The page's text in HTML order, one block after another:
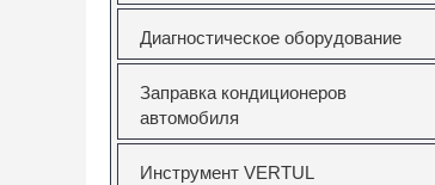
Диагностическое оборудование
Заправка кондиционеров
автомобиля
Инструмент VERTUL